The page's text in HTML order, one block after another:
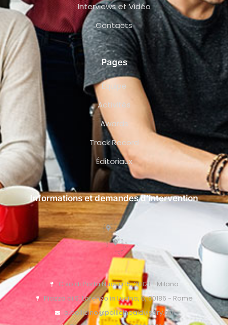
Interviews et Vidéo
Contacts
Pages
Équipe
Activités
Awards
Track Record
Éditoriaux
Informations et demandes d’intervention
C.so di Porta Nuova 15, 20121 - Milano
Piazza di S. Lorenzo in Lucina, 6, 00186 - Rome
o.pollicino@pollicinoaidvisory.eu